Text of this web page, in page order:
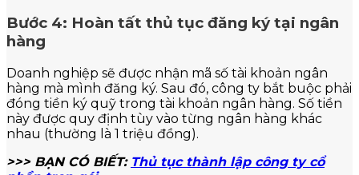
Bước 4: Hoàn tất thủ tục đăng ký tại ngân
hàng
Doanh nghiệp sẽ được nhận mã số tài khoản ngân
hàng mà mình đăng ký. Sau đó, công ty bắt buộc phải
đóng tiền ký quỹ trong tài khoản ngân hàng. Số tiền
này được quy định tùy vào từng ngân hàng khác
nhau (thường là 1 triệu đồng).
>>> BẠN CÓ BIẾT: Thủ tục thành lập công ty cổ